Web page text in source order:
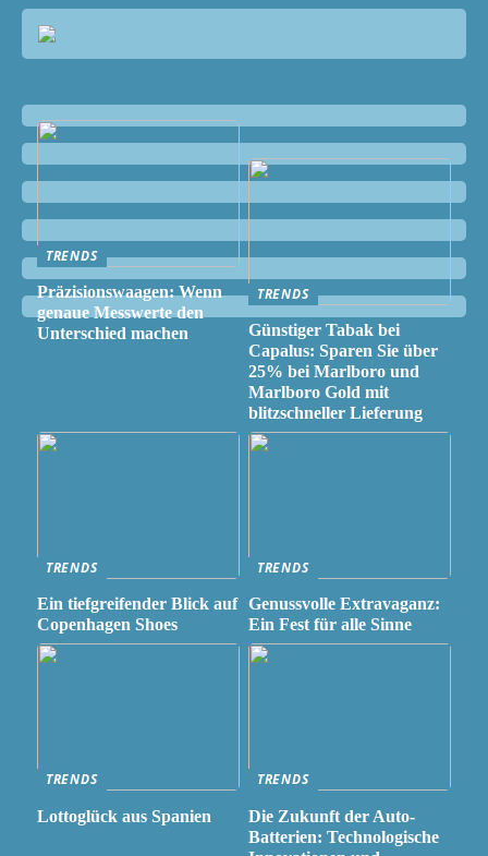
TRENDS
Präzisionswaagen: Wenn
genaue Messwerte den
Unterschied machen
TRENDS
Günstiger Tabak bei
Capalus: Sparen Sie über
25% bei Marlboro und
Marlboro Gold mit
blitzschneller Lieferung
TRENDS
Ein tiefgreifender Blick auf
Copenhagen Shoes
TRENDS
Genussvolle Extravaganz:
Ein Fest für alle Sinne
TRENDS
Lottoglück aus Spanien
TRENDS
Die Zukunft der Auto-
Batterien: Technologische